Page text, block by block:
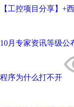
【工控项目分享】+
10月专家资讯等级公
程序为什么打不开